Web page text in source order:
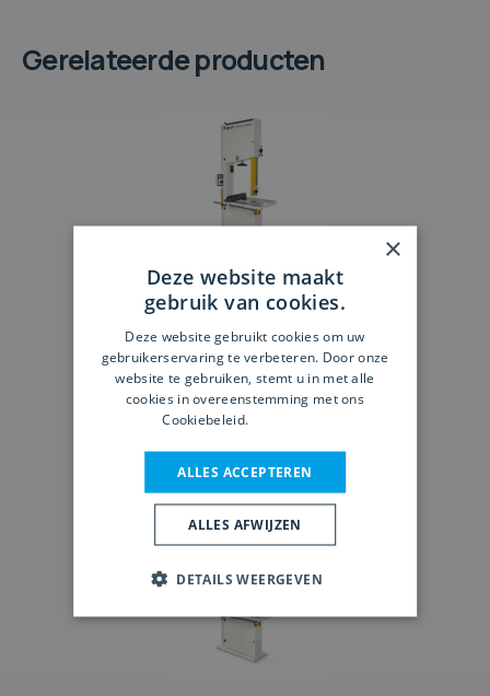
Gerelateerde producten
FormulaS 740P
×
Deze website maakt
gebruik van cookies.
Deze website gebruikt cookies om uw
gebruikerservaring te verbeteren. Door onze
website te gebruiken, stemt u in met alle
cookies in overeenstemming met ons
Cookiebeleid.
ALLES ACCEPTEREN
ALLES AFWIJZEN
DETAILS WEERGEVEN